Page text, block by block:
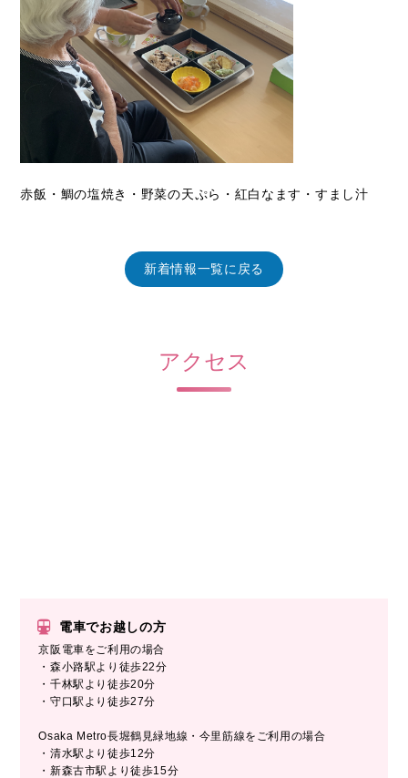
赤飯・鯛の塩焼き・野菜の天ぷら・紅白なます・すまし汁
新着情報一覧に戻る
アクセス
電車でお越しの方
京阪電車をご利用の場合
・森小路駅より徒歩22分
・千林駅より徒歩20分
・守口駅より徒歩27分
Osaka Metro長堀鶴見緑地線・今里筋線をご利用の場合
・清水駅より徒歩12分
・新森古市駅より徒歩15分